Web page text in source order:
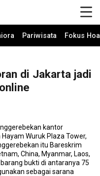
Pariwisata Fokus
di Jakarta jadi
kantor
Wuruk Plaza Tower,
itu Bareskrim
China, Myanmar, Laos,
bukti di antaranya 75
sebagai sarana